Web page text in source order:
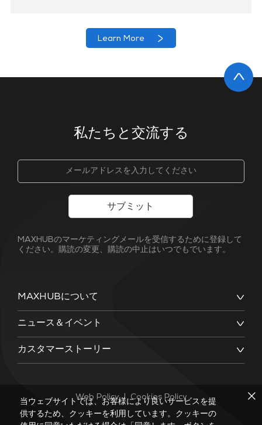
Learn More
私たちと交流する
MAXHUBについて
ニュース＆イベント
カスタマーストーリー
サブミット
MAXHUBのマーケティングメールを受信するために登録して
ください。購読の変更、購読の中止はいつでもでいます。
Web Policy | Cookies Policy
当ウェブサイトでは、お客様により良いサービスを提
供するため、クッキーを利用しています。クッキーの